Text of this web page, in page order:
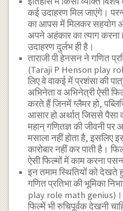
कई उदाहरण मिल जाएंगे।
का आपस में मिलकर सहयोग
अपने अहंकार का त्याग करना
उदाहरण दुर्लभ ही है।
ताराजी पी हेनसन ने गणित
(Taraji P Henson play
लिए वे वाकई में प्रशंसा की
अभिनेता व अभिनेत्री ऐसी
करते हैं जिनमें ग्लैमर हो,
आसार हो अर्थात् जिससे पैसा
महान् गणितज्ञ की जीवनी पर
मसाला नहीं होता है, इसलिए
कारोबार नहीं कर पाती है।
ऐसी फिल्मों में काम करना
इन तमाम स्थितियों को देखते
गणित प्रतिभा की भूमिका
play role math genius)।
फिल्में भी रुचिपूर्वक देखनी